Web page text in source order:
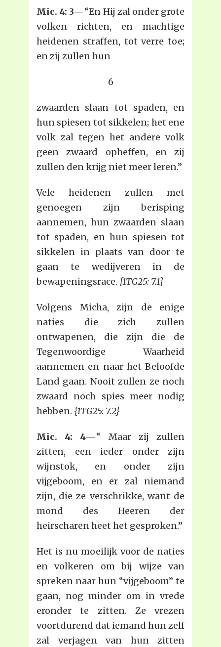
Mic. 4: 3—“En Hij zal onder grote
volken richten, en machtige
heidenen straffen, tot verre toe;
en zij zullen hun
6
zwaarden slaan tot spaden, en
hun spiesen tot sikkelen; het ene
volk zal tegen het andere volk
geen zwaard opheffen, en zij
zullen den krijg niet meer leren.”
Vele heidenen zullen met
genoegen zijn berisping
aannemen, hun zwaarden slaan
tot spaden, en hun spiesen tot
sikkelen in plaats van door te
gaan te wedijveren in de
bewapeningsrace. {1TG25: 7.1}
Volgens Micha, zijn de enige
naties die zich zullen
ontwapenen, die zijn die de
Tegenwoordige Waarheid
aannemen en naar het Beloofde
Land gaan. Nooit zullen ze noch
zwaard noch spies meer nodig
hebben. {1TG25: 7.2}
Mic. 4: 4—“ Maar zij zullen
zitten, een ieder onder zijn
wijnstok, en onder zijn
vijgeboom, en er zal niemand
zijn, die ze verschrikke, want de
mond des Heeren der
heirscharen heet het gesproken.”
Het is nu moeilijk voor de naties
en volkeren om bij wijze van
spreken naar hun “vijgeboom” te
gaan, nog minder om in vrede
eronder te zitten. Ze vrezen
voortdurend dat iemand hun zelf
zal verjagen van hun zitten